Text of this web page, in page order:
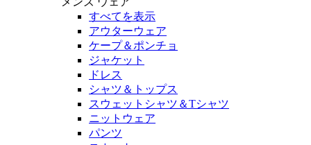
すべてを表示
アウターウェア
ケープ＆ポンチョ
ジャケット
ドレス
シャツ＆トップス
スウェットシャツ＆Tシャツ
ニットウェア
パンツ